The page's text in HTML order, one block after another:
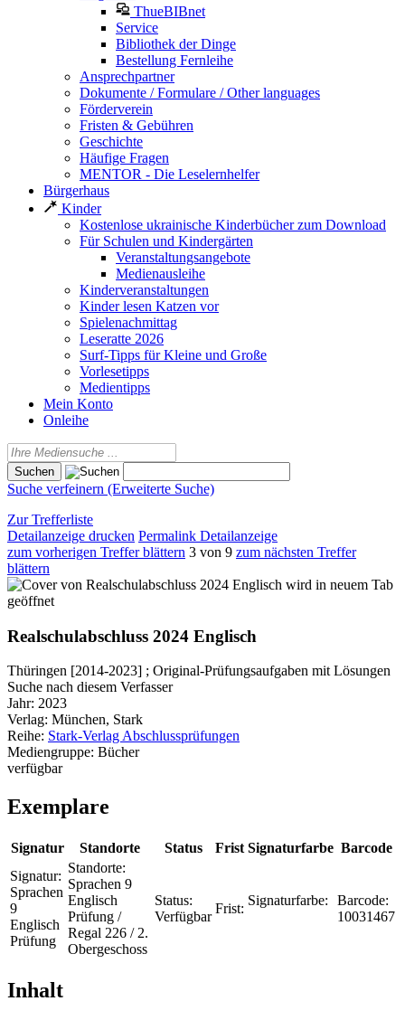
ThueBIBnet
Service
Bibliothek der Dinge
Bestellung Fernleihe
Ansprechpartner
Dokumente / Formulare / Other languages
Förderverein
Fristen & Gebühren
Geschichte
Häufige Fragen
MENTOR - Die Leselernhelfer
Bürgerhaus
Kinder
Kostenlose ukrainische Kinderbücher zum Download
Für Schulen und Kindergärten
Veranstaltungsangebote
Medienausleihe
Kinderveranstaltungen
Kinder lesen Katzen vor
Spielenachmittag
Leseratte 2026
Surf-Tipps für Kleine und Große
Vorlesetipps
Medientipps
Mein Konto
Onleihe
Suche verfeinern (Erweiterte Suche)
Zur Trefferliste
Detailanzeige drucken Permalink Detailanzeige
zum vorherigen Treffer blättern 3 von 9 zum nächsten Treffer
blättern
wird in neuem Tab
geöffnet
Realschulabschluss 2024 Englisch
Thüringen [2014-2023] ; Original-Prüfungsaufgaben mit Lösungen
Suche nach diesem Verfasser
Jahr: 2023
Verlag: München, Stark
Reihe: Stark-Verlag Abschlussprüfungen
Mediengruppe: Bücher
verfügbar
Exemplare
Signatur Standorte Status Frist Signaturfarbe Barcode
Signatur:
Sprachen
9
Englisch
Prüfung
Standorte:
Sprachen 9
Englisch
Prüfung /
Regal 226 / 2.
Obergeschoss
Status:
Verfügbar
Frist:
Signaturfarbe:
Barcode:
10031467
Inhalt